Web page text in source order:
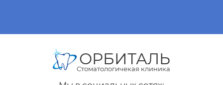
ОРБИТАЛЬ
Стоматологичекая клиника